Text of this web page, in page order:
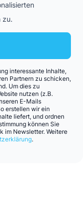
zu.
interessante Inhalte,
Partnern zu schicken,
Um dies zu
nutzen (z.B.
E-Mails
erstellen wir ein
liefert, und ordnen
können Sie
im Newsletter. Weitere
.